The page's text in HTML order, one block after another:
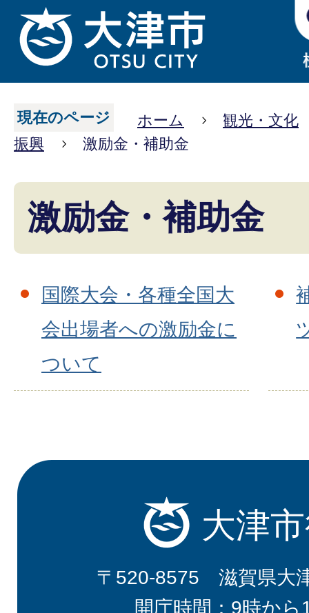
現在のページ ホーム
観光・文化
振興
激励金・補助金
激励金・補助金
国際大会・各種全国大
会出場者への激励金に
ついて
大津
〒520-8575 滋賀県大
開庁時間：9時から